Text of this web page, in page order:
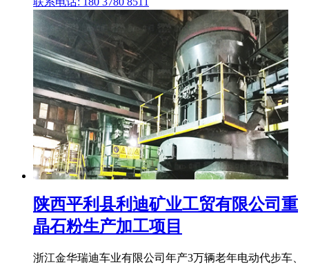
陕西平利县利迪矿业工贸有限公司重
晶石粉生产加工项目
浙江金华瑞迪车业有限公司年产3万辆老年电动代步车、